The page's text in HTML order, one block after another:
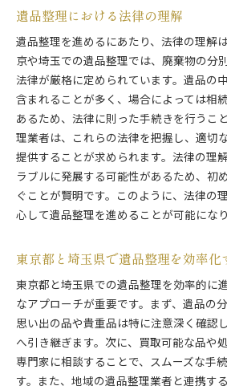
遠隔地からの遺品整理の基本
代理人を立てる際の注意点
オンラインサポートの活用法
東京都・埼玉県でのリモート
遺品整理の進捗を遠隔で確認
時間と手間を省く便利な手段
貴重品の確認と適切な処理方法東
ススタディ
遺品の中から貴重品を見つけ
貴重品の分類と保管のポイント
実際のケーススタディ：貴重
東京・埼玉での貴重品査定の
貴重品の売却と価値評価方法
遺品整理の専門家選びのポイント
優れた専門家を選ぶための基
成功事例から学ぶ専門家の選
遺品整理における法律の理解
遺品整理を進めるにあたり、法律の理解
京や埼玉での遺品整理では、廃棄物の分
法律が厳格に定められています。遺品の
含まれることが多く、場合によっては相
あるため、法律に則った手続きを行うこ
理業者は、これらの法律を把握し、適切
提供することが求められます。法律の理
ラブルに発展する可能性があるため、初
ぐことが賢明です。このように、法律の
心して遺品整理を進めることが可能になり
東京都と埼玉県で遺品整理を効率化
東京都と埼玉県での遺品整理を効率的に
なアプローチが重要です。まず、遺品の
思い出の品や貴重品は特に注意深く確認
へ引き継ぎます。次に、買取可能な品や
専門家に相談することで、スムーズな手
す。また、地域の遺品整理業者と連携す